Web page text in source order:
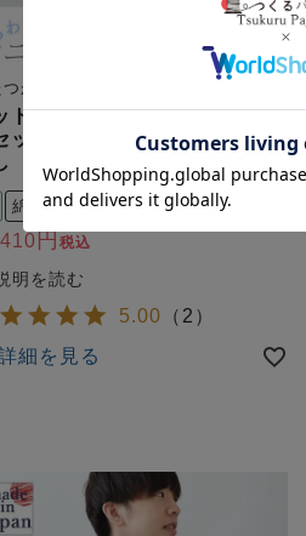
かない、夏のやわらかリラックス
トサッカーメンズパジャマ 上
ット・半袖/かぶり/短パン/襟
【オーダーメイド】
綿 ニット
税込
5.00 （ 2 ）
細を見る